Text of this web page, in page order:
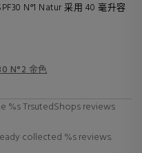
N°1 Natur 采用 40 毫升容
N°2 金色
%s TrsutedShops reviews
collected %s reviews.